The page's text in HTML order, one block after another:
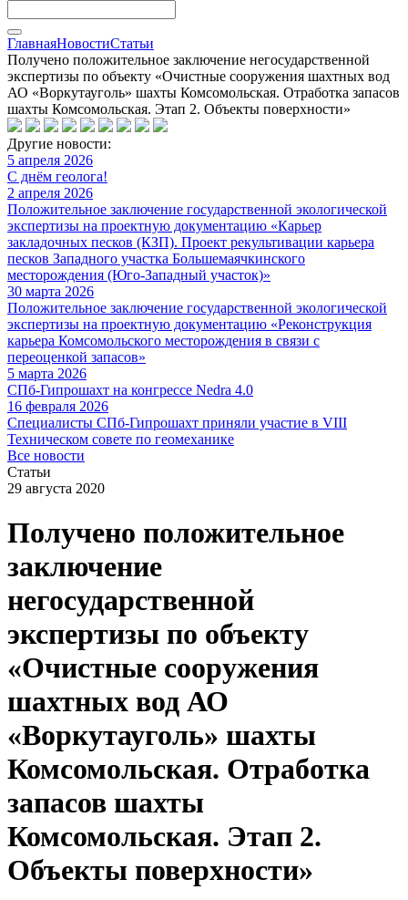
ГлавнаяНовостиСтатьи
Получено положительное заключение негосударственной
экспертизы по объекту «Очистные сооружения шахтных вод
АО «Воркутауголь» шахты Комсомольская. Отработка запасов
шахты Комсомольская. Этап 2. Объекты поверхности»
Другие новости:
5 апреля 2026
С днём геолога!
2 апреля 2026
Положительное заключение государственной экологической
экспертизы на проектную документацию «Карьер
закладочных песков (КЗП). Проект рекультивации карьера
песков Западного участка Большемаячкинского
месторождения (Юго-Западный участок)»
30 марта 2026
Положительное заключение государственной экологической
экспертизы на проектную документацию «Реконструкция
карьера Комсомольского месторождения в связи с
переоценкой запасов»
5 марта 2026
СПб-Гипрошахт на конгрессе Nedra 4.0
16 февраля 2026
Специалисты СПб-Гипрошахт приняли участие в VIII
Техническом совете по геомеханике
Все новости
Статьи
29 августа 2020
Получено положительное
заключение
негосударственной
экспертизы по объекту
«Очистные сооружения
шахтных вод АО
«Воркутауголь» шахты
Комсомольская. Отработка
запасов шахты
Комсомольская. Этап 2.
Объекты поверхности»